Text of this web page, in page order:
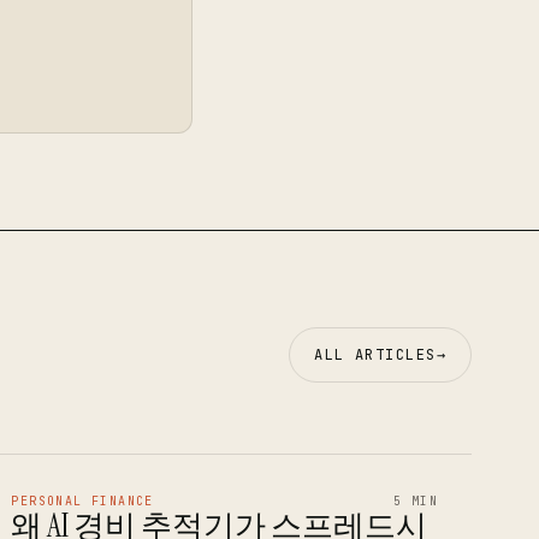
ALL ARTICLES→
PERSONAL FINANCE 5 MIN
왜 AI 경비 추적기가 스프레드시